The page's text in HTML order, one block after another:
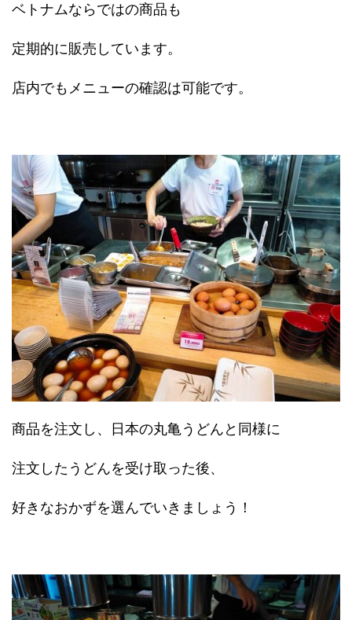
ベトナムならではの商品も
定期的に販売しています。
店内でもメニューの確認は可能です。
商品を注文し、日本の丸亀うどんと同様に
注文したうどんを受け取った後、
好きなおかずを選んでいきましょう！